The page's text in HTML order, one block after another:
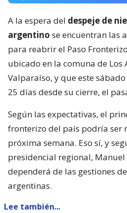
A la espera del despeje de
argentino se encuentran las
para reabrir el Paso
ubicado en la comuna de Los
Valparaíso, y que este
25 días desde su cierre, el
Según las expectativas, el
fronterizo del país podría ser
próxima semana. Eso sí, y
presidencial regional,
dependerá de las gestiones
argentinas.
Lee también...